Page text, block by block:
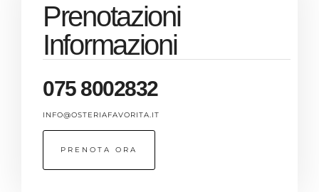
Prenotazioni
Informazioni
075 8002832
INFO@OSTERIAFAVORITA.IT
PRENOTA ORA